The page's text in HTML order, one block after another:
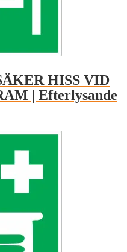
HISS VID
| Efterlysande